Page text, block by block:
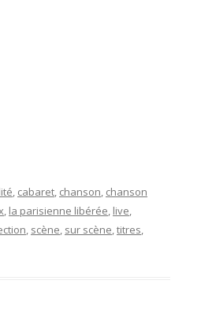
, cabaret, chanson, chanson
, la parisienne libérée, live,
, scène, sur scène,titres,